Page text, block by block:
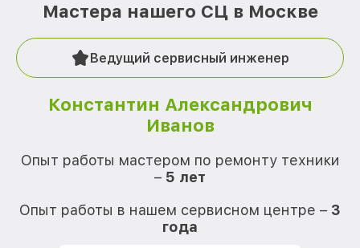
Мастера нашего СЦ в Москве
Ведущий сервисный инженер
Константин Александрович
Иванов
Опыт работы мастером по ремонту техники
– 5 лет
Опыт работы в нашем сервисном центре – 3
года